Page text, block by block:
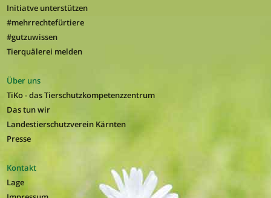
Initiatve unterstützen
#mehrrechtefürtiere
#gutzuwissen
Tierquälerei melden
Über uns
TiKo - das Tierschutzkompetenzzentrum
Das tun wir
Landestierschutzverein Kärnten
Presse
Kontakt
Lage